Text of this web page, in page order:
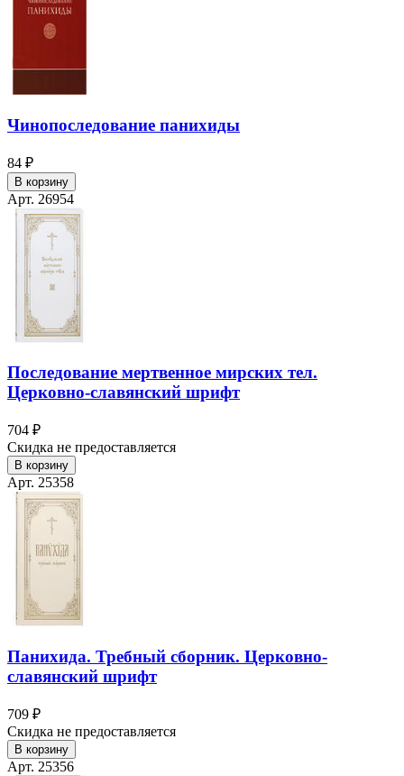
Чинопоследование панихиды
84 ₽
В корзину
Арт. 26954
Последование мертвенное мирских тел.
Церковно-славянский шрифт
704 ₽
Скидка не предоставляется
В корзину
Арт. 25358
Панихида. Требный сборник. Церковно-
славянский шрифт
709 ₽
Скидка не предоставляется
В корзину
Арт. 25356